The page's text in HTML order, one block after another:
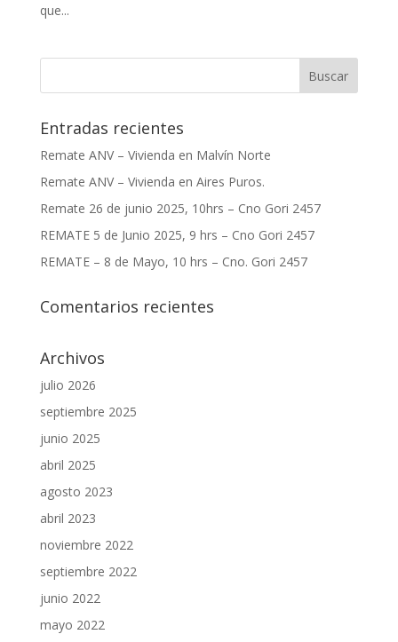
que...
Entradas recientes
Remate ANV – Vivienda en Malvín Norte
Remate ANV – Vivienda en Aires Puros.
Remate 26 de junio 2025, 10hrs – Cno Gori 2457
REMATE 5 de Junio 2025, 9 hrs – Cno Gori 2457
REMATE – 8 de Mayo, 10 hrs – Cno. Gori 2457
Comentarios recientes
Archivos
julio 2026
septiembre 2025
junio 2025
abril 2025
agosto 2023
abril 2023
noviembre 2022
septiembre 2022
junio 2022
mayo 2022